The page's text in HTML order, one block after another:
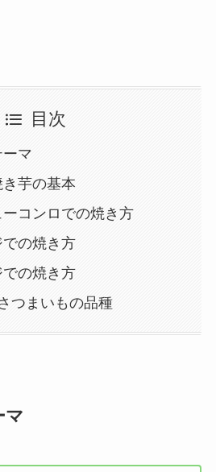
目次
ーマ
芋の基本
ーコンロでの焼き方
での焼き方
での焼き方
つまいもの品種
マ